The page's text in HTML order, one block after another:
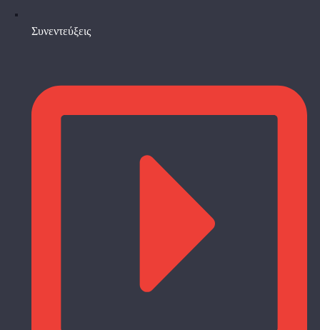
Συνεντεύξεις